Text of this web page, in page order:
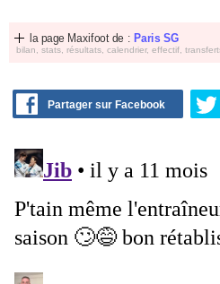
la page Maxifoot de : Paris SG
bilan, stats, résultats, calendrier, effectif,
Partager sur Facebook